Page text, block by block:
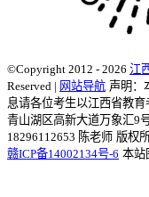
©Copyright 2012 - 2026 江
Reserved | 网站导航 声明：
息请各位考生以江西省教育
青山湖区高新大道万象汇9
18296112653 陈老师 版权
赣ICP备14002134号-6 本站